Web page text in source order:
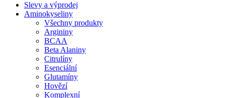
Slevy a výprodej
Aminokyseliny
Všechny produkty
Argininy
BCAA
Beta Alaniny
Citrulíny
Esenciální
Glutamíny
Hovězí
Komplexní